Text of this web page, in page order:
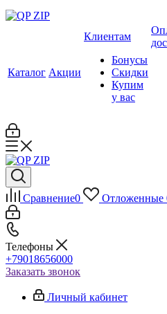
Каталог Акции
Клиентам
Бонусы
Скидки
Купим
у вас
Сравнение0 Отложенные
Телефоны
+79018656000
Заказать звонок
Личный кабинет